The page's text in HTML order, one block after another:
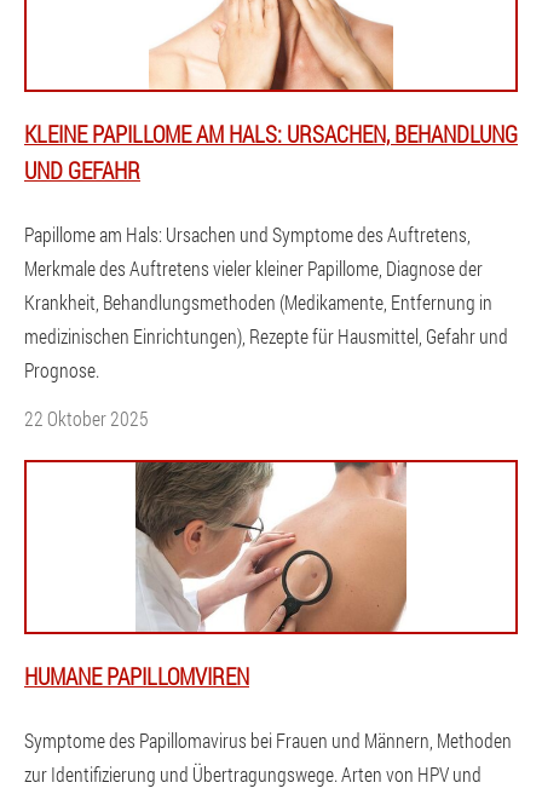
KLEINE PAPILLOME AM HALS: URSACHEN, BEHANDLUNG
UND GEFAHR
Papillome am Hals: Ursachen und Symptome des Auftretens,
Merkmale des Auftretens vieler kleiner Papillome, Diagnose der
Krankheit, Behandlungsmethoden (Medikamente, Entfernung in
medizinischen Einrichtungen), Rezepte für Hausmittel, Gefahr und
Prognose.
22 Oktober 2025
HUMANE PAPILLOMVIREN
Symptome des Papillomavirus bei Frauen und Männern, Methoden
zur Identifizierung und Übertragungswege. Arten von HPV und